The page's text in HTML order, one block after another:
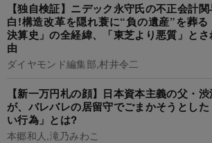
【独自検証】ニデック永守氏の不正会計
白!構造改革を隠れ蓑に“負の遺産”を葬る
決算史」の全経緯、「東芝より悪質」とさ
由
ダイヤモンド編集部,村井令二
【新一万円札の顔】日本資本主義の父・
が、バレバレの居留守でごまかそうとし
い行為」とは?
本郷和人,滝乃みわこ